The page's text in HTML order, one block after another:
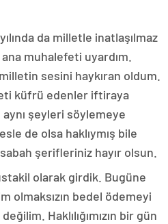
da milletle inatlaşılmaz
muhalefeti uyardım.
sesini haykıran oldum.
küfrü edenler iftiraya
şeyleri söylemeye
de olsa haklıymış bile
şerifleriniz hayır olsun.
olarak girdik. Bugüne
olmaksızın bedel ödemeyi
Haklılığımızın bir gün